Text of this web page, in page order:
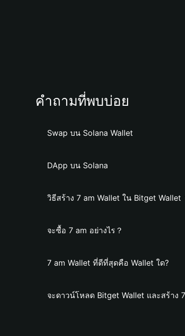
คำถามที่พบบ่อย
Swap บน Solana Wallet
DApp บน Solana
วิธีสร้าง 7 am Wallet ใน Bitget Wallet
จะซื้อ 7 am อย่างไร？
7 am Wallet ที่ดีที่สุดคือ Wallet ใด?
จะดาวน์โหลด Bitget Wallet และสร้าง